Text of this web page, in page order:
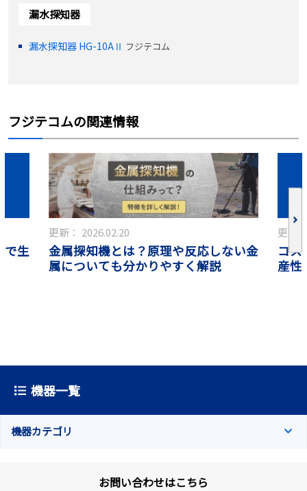
漏水探知器
漏水探知器 HG-10AⅡ フジテコム
フジテコムの関連情報
で生
更新： 2026.02.20
金属探知機とは？原理や反応しない金
属についても分かりやすく解説
更新
コス
産性
機器一覧
機器カテゴリ
お問い合わせはこちら